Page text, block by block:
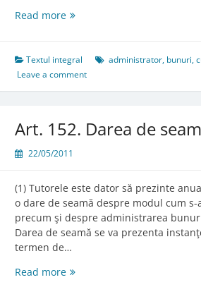
Read moreArt.
bunurilor
minorului
Textul integral administrator, bunuri,
Leave a comment
Art. 152. Darea de
22/05/2011
(1) Tutorele este dator să prezinte
o dare de seamă despre modul cum
precum şi despre administrarea
Darea de seamă se va prezenta
termen de…
Read moreArt.